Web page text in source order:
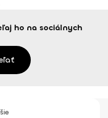
ho na sociálnych